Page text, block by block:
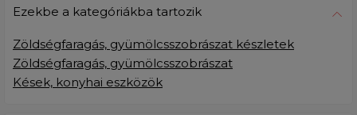
Ezekbe a kategóriákba tartozik
Zöldségfaragás, gyümölcsszobrászat készletek
Zöldségfaragás, gyümölcsszobrászat
Kések, konyhai eszközök